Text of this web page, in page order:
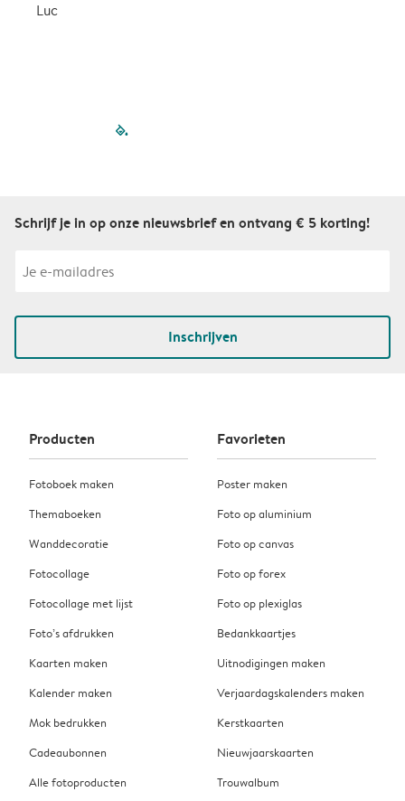
Luc
filled-pagination
Schrijf je in op onze nieuwsbrief en ontvang € 5 korting!
Inschrijven
Producten
Fotoboek maken
Themaboeken
Wanddecoratie
Fotocollage
Fotocollage met lijst
Foto’s afdrukken
Kaarten maken
Kalender maken
Mok bedrukken
Cadeaubonnen
Alle fotoproducten
Favorieten
Poster maken
Foto op aluminium
Foto op canvas
Foto op forex
Foto op plexiglas
Bedankkaartjes
Uitnodigingen maken
Verjaardagskalenders maken
Kerstkaarten
Nieuwjaarskaarten
Trouwalbum